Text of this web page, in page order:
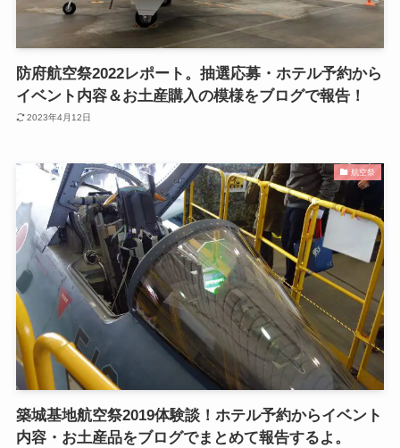
防府航空祭2022レポート。抽選応募・ホテル予約から
イベント内容＆お土産購入の模様をブログで報告！
2023年4月12日
航空祭
築城基地航空祭2019体験談！ホテル予約からイベント
内容・お土産品をブログでまとめて報告するよ。